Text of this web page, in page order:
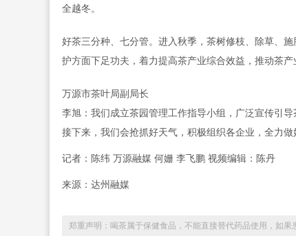
全越冬。
好茶三分种、七分管。进入秋季，茶树修枝、除草、
护方面下足功夫，着力提高茶产业综合效益，推动茶
万源市茶叶局副局长
李旭：我们成立茶园管理工作指导小组，广泛宣传引
接下来，我们会抢抓好天气，积极组织各企业，全力做
记者：陈纬 万源融媒 何姗 李飞鹏 视频编辑：陈丹
来源：达州融媒
郑重声明：喝茶属于保健食品，不能直接替代药品使用，如